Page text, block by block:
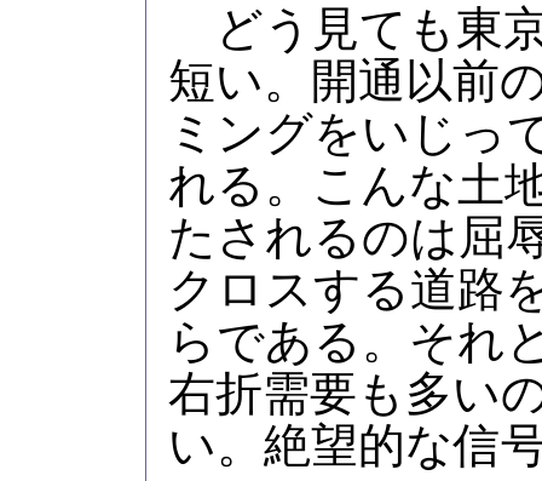
どう見ても東
短い。開通以前
ミングをいじっ
れる。こんな土
たされるのは屈
クロスする道路
らである。それ
右折需要も多い
い。絶望的な信